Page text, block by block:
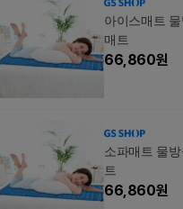
아이스매트
매트
66,860원
소파매트 물
트
66,860원